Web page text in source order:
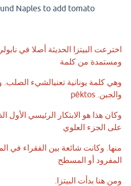
Naples to add tomato
اخترعت البيتزا الحديثة أصلا في
ومستمدة من كلمة
وهي كلمة يونانية تعنيالشيء الصلب.
والجبن. pēktos
وكان هذا هو الابتكار الرئيسي
على الجزء العلوي
منها. وكانت شائعة بين الفقراء
المفرود أو المسطح
ومن هنا بدأت البيتزا.